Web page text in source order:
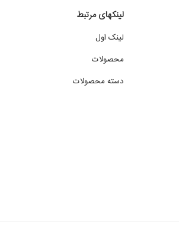
لینکهای مرتبط
لینک اول
محصولات
دسته محصولات